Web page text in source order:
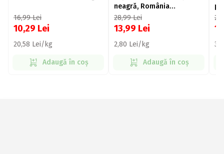
16,99Lei
10,29 Lei
20,58 Lei/kg
Adaugă în coș
neagră, România
(Gheorghe Doja) minim 5
kg
28,99Lei
13,99 Lei
2,80 Lei/kg
Adaugă în coș